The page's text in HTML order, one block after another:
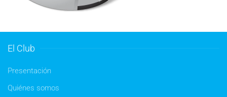
El Club
Presentación
Quiénes somos